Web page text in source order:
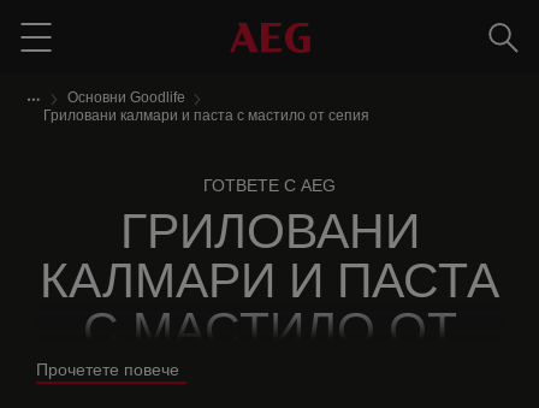
Menu
Основни Goodlife
Гриловани калмари и паста с мастило от сепия
ГОТВЕТЕ С AEG
ГРИЛОВАНИ
КАЛМАРИ И ПАСТА
С МАСТИЛО ОТ
СЕПИЯ
Прочетете повече